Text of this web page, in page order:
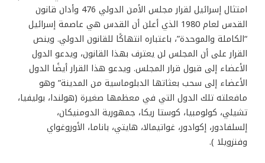
امتثال إسرائيل لقرار مجلس الأمن الدولي 476 وأدان قانون
القدس لعام 1980 الذي أعلن أن القدس هي عاصمة إسرائيل
“الكاملة والموحدة”، باعتباره انتهاكًا للقانون الدولي. وينص
القرار على أن المجلس لن يعترف بهذا القانون، ويدعو الدول
الأعضاء إلى قبول قرار المجلس. ويدعو هذا القرار أيضًا الدول
الأعضاء إلى سحب بعثاتها الدبلوماسية من المدينة” وهو
مافعلته تلك الدول التي في معظمها صغيرة (هولندا، بوليفيا،
تشيلي، كولومبيا، كوستا ريكا، جمهورية الدومنيكان،
إلسلفادور، إكوادور، غواتيمالا، هايتي، باناما، الأوروغواي
وفنزويلا ).